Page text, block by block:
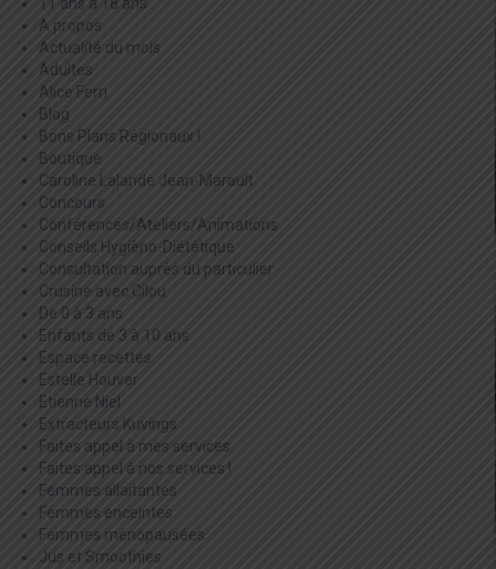
A propos
Actualité du mois
Adultes
Alice Ferri
Blog
Bons Plans Régionaux !
Boutique
Caroline Lalande Jean-Marault
Concours
Conférences/Ateliers/Animations
Conseils Hygièno-Diététique
Consultation auprès du particulier
Crusine avec Cilou
De 0 à 3 ans
Enfants de 3 à 10 ans
Espace recettes
Estelle Houver
Etienne Niel
Extracteurs Kuvings
Faites appel à mes services
Faites appel à nos services !
Femmes allaitantes
Femmes enceintes
Femmes ménopausées
Jus et Smoothies